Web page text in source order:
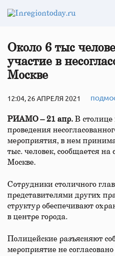
Около 6 тыс
участие в
Москве
12:04, 26 АПРЕЛЯ 2021
РИАМО – 21 апр. В
проведения
мероприятия, в нем
тыс. человек, сообщается
Москве.
Сотрудники столичного
представителями других
структур обеспечивают
в центре города.
Полицейские разъясняют
мероприятие не